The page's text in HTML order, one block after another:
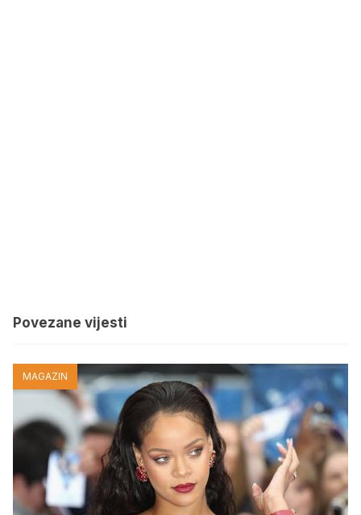
Povezane vijesti
MAGAZIN